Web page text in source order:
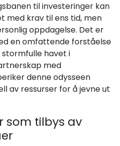
til investeringer kan
med krav til ens tid, men
oppdagelse. Det er
en omfattende forståelse
havet i
med
denne odysseen
av ressurser for å jevne ut
som tilbys av